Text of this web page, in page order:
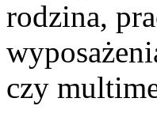
rodzina,
czy